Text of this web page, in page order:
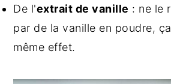
De l'extrait de vanille : ne le
par de la vanille en poudre,
même effet.